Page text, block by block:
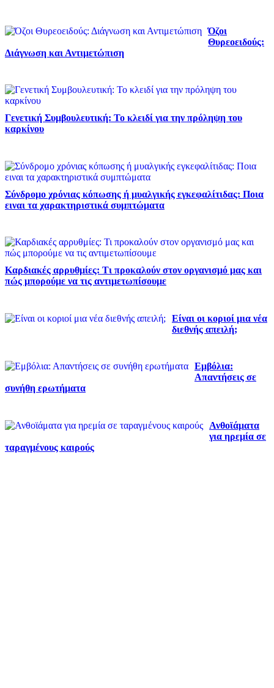
Όζοι
Θυρεοειδούς:
Διάγνωση και Αντιμετώπιση
Γενετική Συμβουλευτική: Το κλειδί για την πρόληψη του
καρκίνου
Σύνδρομο χρόνιας κόπωσης ή μυαλγικής εγκεφαλίτιδας: Ποια
ειναι τα χαρακτηριστικά συμπτώματα
Καρδιακές αρρυθμίες: Τι προκαλούν στον οργανισμό μας και
πώς μπορούμε να τις αντιμετωπίσουμε
Είναι οι κοριοί μια νέα
διεθνής απειλή;
Εμβόλια:
Απαντήσεις σε
συνήθη ερωτήματα
Ανθοϊάματα
για ηρεμία σε
ταραγμένους καιρούς